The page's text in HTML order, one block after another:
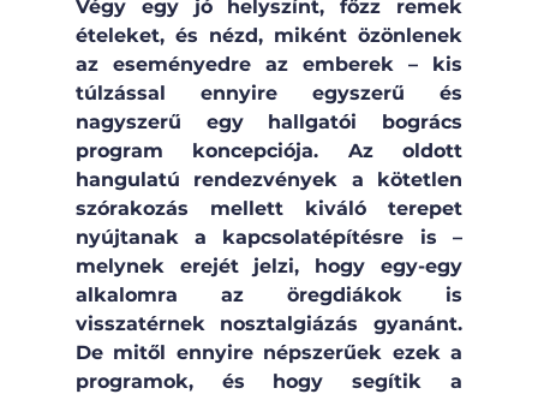
Végy egy jó helyszínt, főzz remek
ételeket, és nézd, miként özönlenek
az eseményedre az emberek – kis
túlzással ennyire egyszerű és
nagyszerű egy hallgatói bogrács
program koncepciója. Az oldott
hangulatú rendezvények a kötetlen
szórakozás mellett kiváló terepet
nyújtanak a kapcsolatépítésre is –
melynek erejét jelzi, hogy egy-egy
alkalomra az öregdiákok is
visszatérnek nosztalgiázás gyanánt.
De mitől ennyire népszerűek ezek a
programok, és hogy segítik a